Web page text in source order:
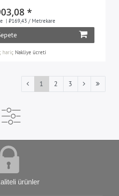
*
| ₺169,43 / Metrekare
hariç Nakliye ücreti
1 2 3
ürünler